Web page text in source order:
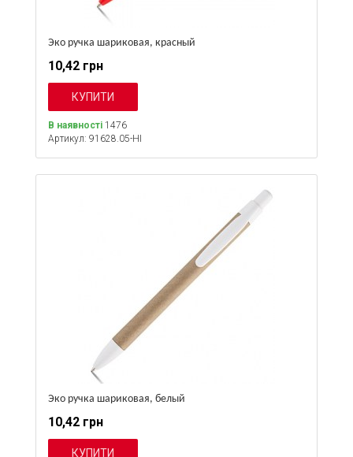
Эко ручка шариковая, красный
10,42 грн
В наявності 1476
Артикул: 91628.05-HI
Эко ручка шариковая, белый
10,42 грн